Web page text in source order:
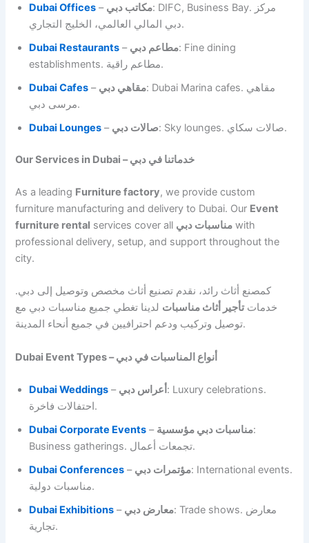
Dubai Offices – مكاتب دبي: DIFC, Business Bay. مركز
دبي المالي العالمي، الخليج التجاري.
Dubai Restaurants – مطاعم دبي: Fine dining
establishments. مطاعم راقية.
Dubai Cafes – مقاهي دبي: Dubai Marina cafes. مقاهي
مرسى دبي.
Dubai Lounges – صالات دبي : Sky lounges. صالات سكاي.
Our Services in Dubai – خدماتنا في دبي
As a leading Furniture factory, we provide custom
furniture manufacturing and delivery to Dubai. Our Event
furniture rental services cover all مناسبات دبي with
professional delivery, setup, and support throughout the
city.
كمصنع أثاث رائد، نقدم تصنيع أثاث مخصص وتوصيل إلى دبي.
خدماتتأجير أثاث مناسبات لدينا تغطي جميع مناسبات دبي مع
توصيل وتركيب ودعم احترافيين في جميع أنحاء المدينة.
Dubai Event Types – أنواع المناسبات في دبي
Dubai Weddings – أعراس دبي : Luxury celebrations.
احتفالات فاخرة.
Dubai Corporate Events – مناسبات دبي مؤسسية:
Business gatherings. تجمعات أعمال.
Dubai Conferences – مؤتمرات دبي: International events.
مناسبات دولية.
Dubai Exhibitions – معارض دبي: Trade shows. معارض
تجارية.